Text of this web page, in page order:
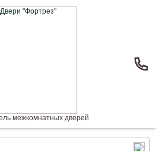
межкомнатных дверей